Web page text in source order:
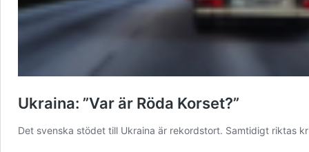
Ukraina: ”Var är Röda Korset?”
Det svenska stödet till Ukraina är rekordstort. Samtidigt riktas